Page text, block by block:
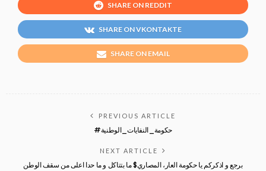
SHARE ON REDDIT
SHARE ON VKONTAKTE
SHARE ON EMAIL
PREVIOUS ARTICLE
#حكومة_النفايات_الوطنية
NEXT ARTICLE
برجع و اذكركم يا حكومة العار، المصاري$ ما بتتاكل و ما حدا اعلى من سقف الوطن